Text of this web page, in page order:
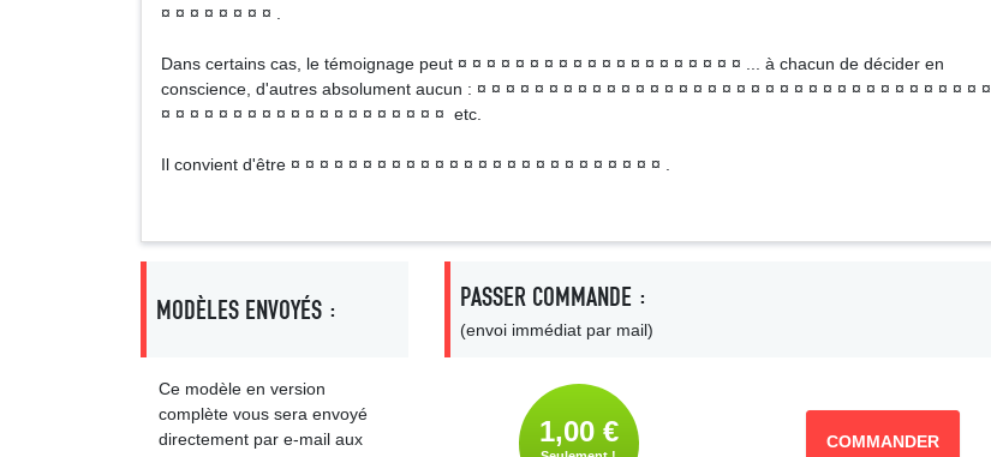
¤ ¤ ¤ ¤ ¤ ¤ ¤ ¤ .
Dans certains cas, le témoignage peut ¤ ¤ ¤ ¤ ¤ ¤ ¤ ¤ ¤ ¤ ¤ ¤ ¤ ¤ ¤ ¤ ¤ ¤ ¤ ¤ ... à chacun de décider en
conscience, d'autres absolument aucun : ¤ ¤ ¤ ¤ ¤ ¤ ¤ ¤ ¤ ¤ ¤ ¤ ¤ ¤ ¤ ¤ ¤ ¤ ¤ ¤ ¤ ¤ ¤ ¤ ¤ ¤ ¤ ¤ ¤ ¤ ¤ ¤ ¤ ¤ ¤ ¤
¤ ¤ ¤ ¤ ¤ ¤ ¤ ¤ ¤ ¤ ¤ ¤ ¤ ¤ ¤ ¤ ¤ ¤ ¤ ¤ etc.
Il convient d'être ¤ ¤ ¤ ¤ ¤ ¤ ¤ ¤ ¤ ¤ ¤ ¤ ¤ ¤ ¤ ¤ ¤ ¤ ¤ ¤ ¤ ¤ ¤ ¤ ¤ ¤ .
MODÈLES ENVOYÉS :
Ce modèle en version
complète vous sera envoyé
directement par e-mail aux
PASSER COMMANDE :
(envoi immédiat par mail)
1,00 € COMMANDER